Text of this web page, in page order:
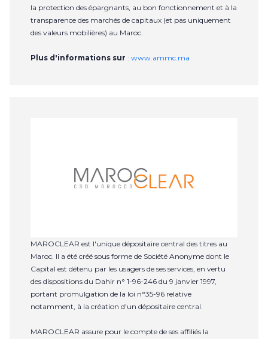
la protection des épargnants, au bon fonctionnement et à la
transparence des marchés de capitaux (et pas uniquement
des valeurs mobilières) au Maroc.
Plus d'informations sur : www.ammc.ma
MAROCLEAR est l'unique dépositaire central des titres au
Maroc. Il a été créé sous forme de Société Anonyme dont le
Capital est détenu par les usagers de ses services, en vertu
des dispositions du Dahir n° 1-96-246 du 9 janvier 1997,
portant promulgation de la loi n°35-96 relative
notamment, à la création d'un dépositaire central.
MAROCLEAR assure pour le compte de ses affiliés la